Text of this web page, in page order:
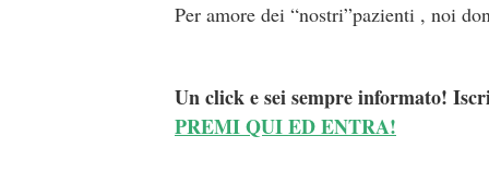
Per amore dei “nostri”pazienti , noi
Un click e sei sempre informato!
PREMI QUI ED ENTRA!